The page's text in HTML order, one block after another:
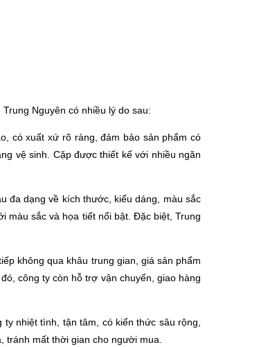
Nguyên có nhiều lý do sau:
có xuất xứ rõ ràng, đảm bảo sản phẩm có
vệ sinh. Cặp được thiết kế với nhiều ngăn
đa dạng về kích thước, kiểu dáng, màu sắc
màu sắc và họa tiết nổi bật. Đặc biệt, Trung
không qua khâu trung gian, giá sản phẩm
công ty còn hỗ trợ vận chuyển, giao hàng
nhiệt tình, tận tâm, có kiến thức sâu rộng,
tránh mất thời gian cho người mua.